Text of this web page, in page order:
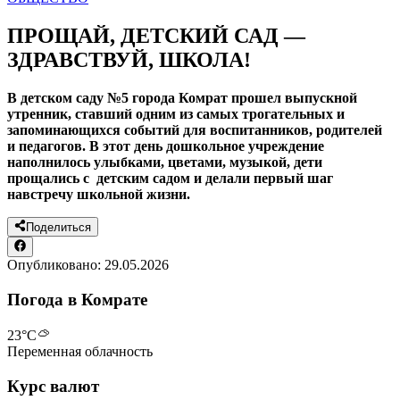
ПРОЩАЙ, ДЕТСКИЙ САД —
ЗДРАВСТВУЙ, ШКОЛА!
В детском саду №5 города Комрат прошел выпускной
утренник, ставший одним из самых трогательных и
запоминающихся событий для воспитанников, родителей
и педагогов. В этот день дошкольное учреждение
наполнилось улыбками, цветами, музыкой, дети
прощались с детским садом и делали первый шаг
навстречу школьной жизни.
Поделиться
Опубликовано: 29.05.2026
Погода в Комрате
23°C
Переменная облачность
Курс валют